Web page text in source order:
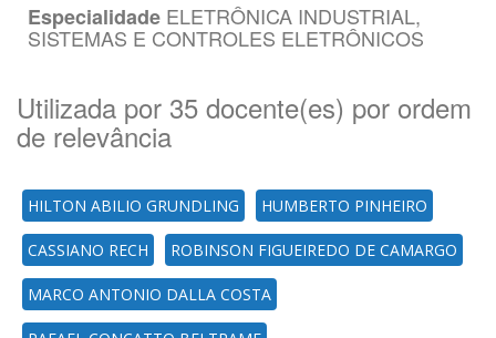
Especialidade ELETRÔNICA INDUSTRIAL,
SISTEMAS E CONTROLES ELETRÔNICOS
Utilizada por 35 docente(es) por ordem
de relevância
HILTON ABILIO GRUNDLING HUMBERTO PINHEIRO
CASSIANO RECH ROBINSON FIGUEIREDO DE CAMARGO
MARCO ANTONIO DALLA COSTA